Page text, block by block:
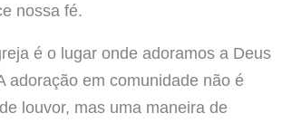
nossa fé.
é o lugar onde adoramos a Deus
adoração em comunidade não é
louvor, mas uma maneira de